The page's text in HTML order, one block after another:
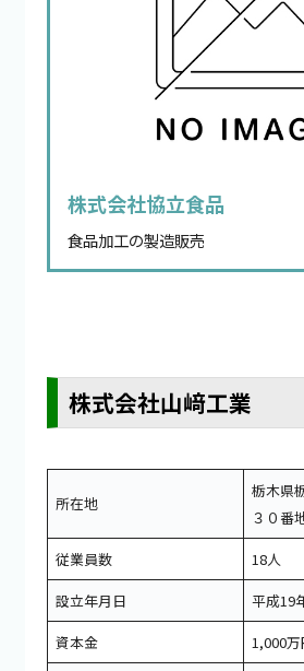
株式会社協立食品
食品加工の製造販売
株式会社山﨑工業
所在地
栃木県
３０番
従業員数
18人
設立年月日
平成19
資本金
1,000万